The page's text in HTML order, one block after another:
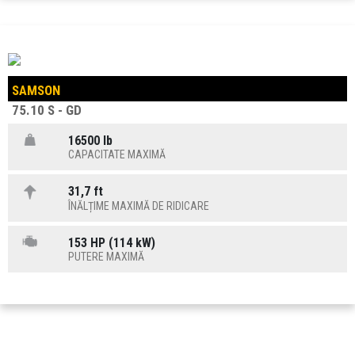
SAMSON
75.10 S - GD
16500 lb
CAPACITATE MAXIMĂ
31,7 ft
ÎNĂLȚIME MAXIMĂ DE RIDICARE
153 HP (114 kW)
PUTERE MAXIMĂ